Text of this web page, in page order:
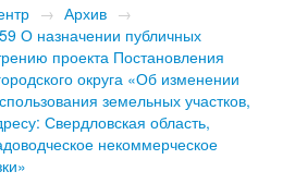
→ Архив →
О назначении публичных
проекта Постановления
округа «Об изменении
земельных участков,
Свердловская область,
некоммерческое